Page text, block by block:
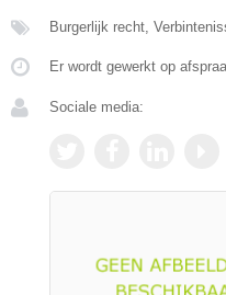
Burgerlijk recht,
Er wordt gewerkt op
Sociale media: